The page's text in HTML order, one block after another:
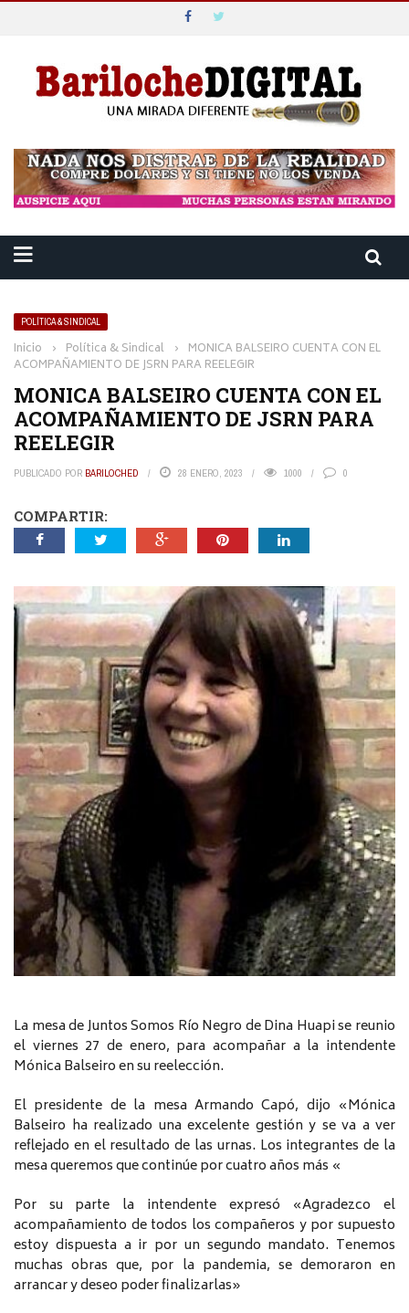
POLÍTICA & SINDICAL
Inicio › Política & Sindical › MONICA BALSEIRO CUENTA CON EL
ACOMPAÑAMIENTO DE JSRN PARA REELEGIR
MONICA BALSEIRO CUENTA CON EL
ACOMPAÑAMIENTO DE JSRN PARA
REELEGIR
PUBLICADO POR BARILOCHED 28 ENERO, 2023 1000 0
COMPARTIR:
La mesa de Juntos Somos Río Negro de Dina Huapi se reunio
el viernes 27 de enero, para acompañar a la intendente
Mónica Balseiro en su reelección.
El presidente de la mesa Armando Capó, dijo «Mónica
Balseiro ha realizado una excelente gestión y se va a ver
reflejado en el resultado de las urnas. Los integrantes de la
mesa queremos que continúe por cuatro años más «
Por su parte la intendente expresó «Agradezco el
acompañamiento de todos los compañeros y por supuesto
estoy dispuesta a ir por un segundo mandato. Tenemos
muchas obras que, por la pandemia, se demoraron en
arrancar y deseo poder finalizarlas»